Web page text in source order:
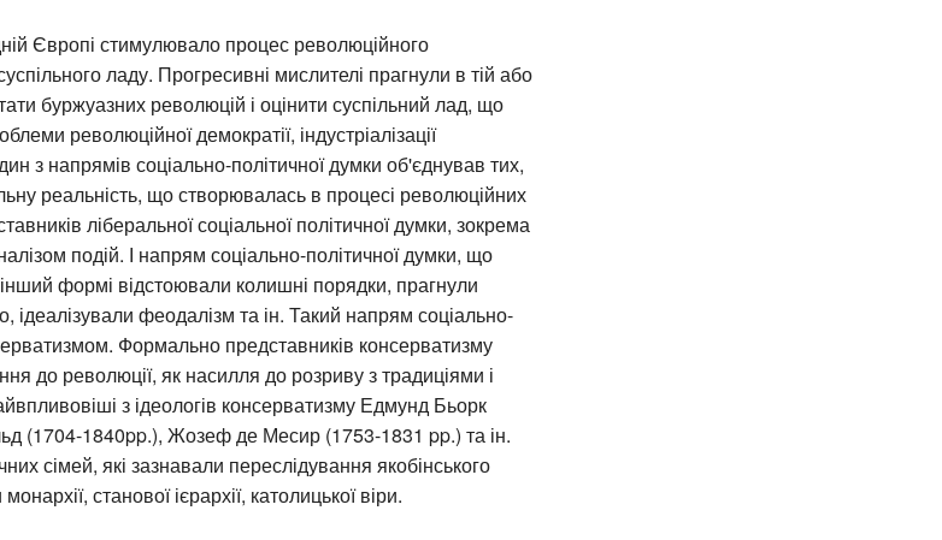
Європі стимулювало процес революційного
ладу. Прогресивні мислителі прагнули в тій або
буржуазних революцій і оцінити суспільний лад, що
революційної демократії, індустріалізації
з напрямів соціально-політичної думки об'єднував тих,
реальність, що створювалась в процесі революційних
ліберальної соціальної політичної думки, зокрема
подій. І напрям соціально-політичної думки, що
інший формі відстоювали колишні порядки, прагнули
ідеалізували феодалізм та ін. Такий напрям соціально-
Формально представників консерватизму
до революції, як насилля до розриву з традиціями і
з ідеологів консерватизму Едмунд Бьорк
(1704-1840pp.), Жозеф де Месир (1753-1831 pp.) та ін.
сімей, які зазнавали переслідування якобінського
станової ієрархії, католицької віри.